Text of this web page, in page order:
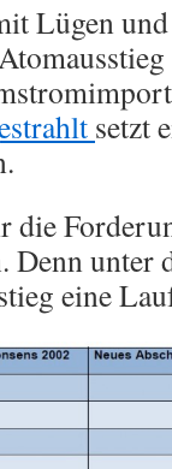
Lügen
setzt
die
Denn unter
eine